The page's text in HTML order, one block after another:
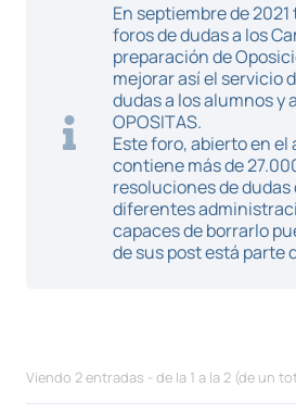
En septiembre de
foros de dudas a los
preparación de
mejorar así el servicio
dudas a los alumnos y
OPOSITAS.
Este foro, abierto en el
contiene más de
resoluciones de dudas
diferentes
capaces de borrarlo
de sus post está parte
Viendo 2 entradas - de la 1 a la 2 (de un